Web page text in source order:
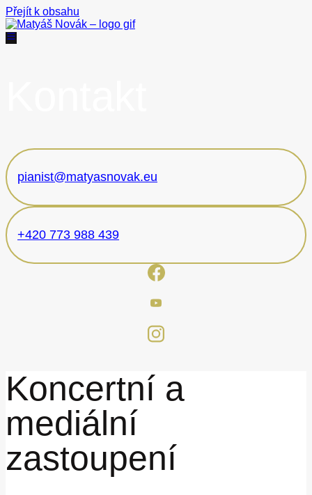
Přejít k obsahu
pianist@matyasnovak.eu
+420 773 988 439
Koncertní a
mediální
zastoupení